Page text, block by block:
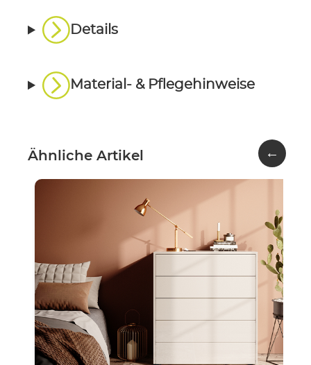
Details
Material- & Pflegehinweise
Ähnliche Artikel ←